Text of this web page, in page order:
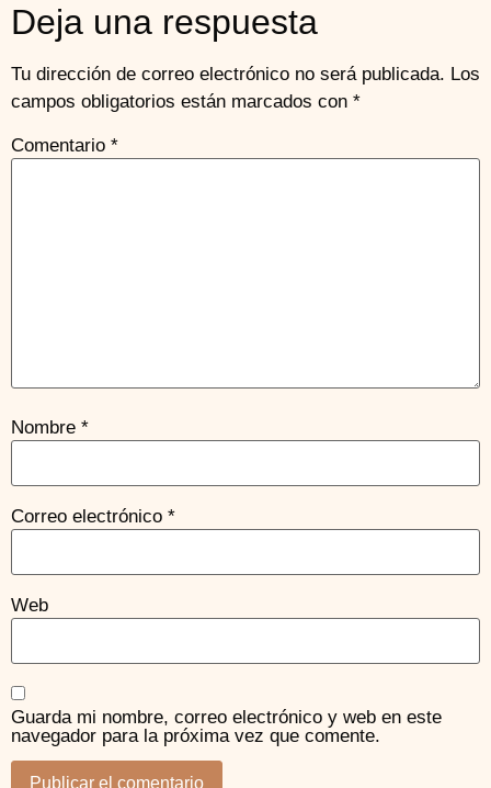
Deja una respuesta
Tu dirección de correo electrónico no será publicada. Los
campos obligatorios están marcados con *
Comentario *
Nombre *
Correo electrónico *
Web
Guarda mi nombre, correo electrónico y web en este
navegador para la próxima vez que comente.